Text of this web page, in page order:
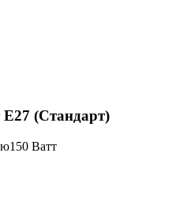
Е27 (Стандарт)
Ватт